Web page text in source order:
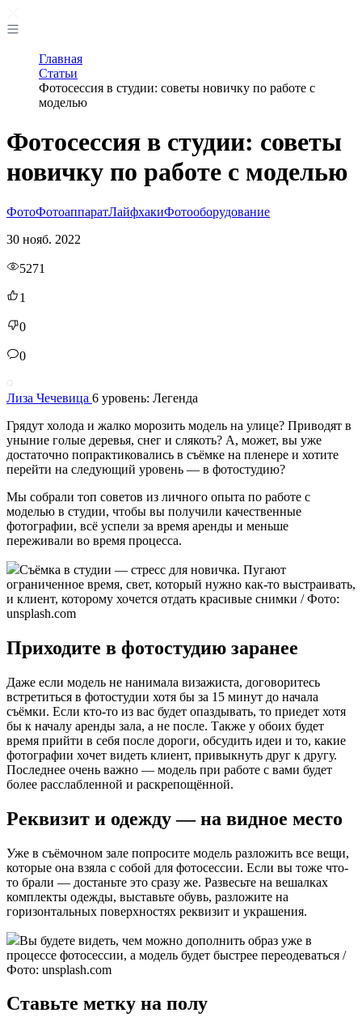
Главная
Статьи
Фотосессия в студии: советы новичку по работе с
моделью
Фотосессия в студии: советы
новичку по работе с моделью
ФотоФотоаппаратЛайфхакиФотооборудование
30 нояб. 2022
5271
1
0
0
Лиза Чечевица 6 уровень: Легенда
Грядут холода и жалко морозить модель на улице? Приводят в
уныние голые деревья, снег и слякоть? А, может, вы уже
достаточно попрактиковались в съёмке на пленере и хотите
перейти на следующий уровень — в фотостудию?
Мы собрали топ советов из личного опыта по работе с
моделью в студии, чтобы вы получили качественные
фотографии, всё успели за время аренды и меньше
переживали во время процесса.
Съёмка в студии — стресс для новичка. Пугают
ограниченное время, свет, который нужно как-то выстраивать,
и клиент, которому хочется отдать красивые снимки / Фото:
unsplash.com
Приходите в фотостудию заранее
Даже если модель не нанимала визажиста, договоритесь
встретиться в фотостудии хотя бы за 15 минут до начала
съёмки. Если кто-то из вас будет опаздывать, то приедет хотя
бы к началу аренды зала, а не после. Также у обоих будет
время прийти в себя после дороги, обсудить идеи и то, какие
фотографии хочет видеть клиент, привыкнуть друг к другу.
Последнее очень важно — модель при работе с вами будет
более расслабленной и раскрепощённой.
Реквизит и одежду — на видное место
Уже в съёмочном зале попросите модель разложить все вещи,
которые она взяла с собой для фотосессии. Если вы тоже что-
то брали — достаньте это сразу же. Развесьте на вешалках
комплекты одежды, выставьте обувь, разложите на
горизонтальных поверхностях реквизит и украшения.
Вы будете видеть, чем можно дополнить образ уже в
процессе фотосессии, а модель будет быстрее переодеваться /
Фото: unsplash.com
Ставьте метку на полу